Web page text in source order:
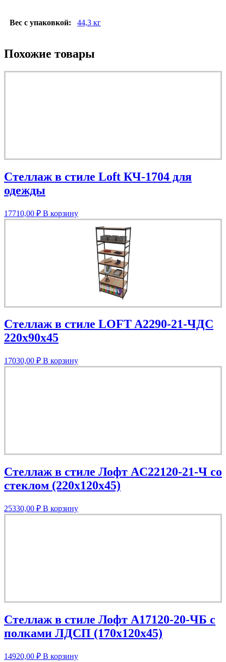
Вес с упаковкой: 44,3 кг
Похожие товары
Стеллаж в стиле Loft КЧ-1704 для
одежды
17710,00 ₽ В корзину
Стеллаж в стиле LOFT A2290-21-ЧДС
220х90х45
17030,00 ₽ В корзину
Стеллаж в стиле Лофт AС22120-21-Ч со
стеклом (220х120х45)
25330,00 ₽ В корзину
Стеллаж в стиле Лофт A17120-20-ЧБ с
полками ЛДСП (170х120х45)
14920,00 ₽ В корзину